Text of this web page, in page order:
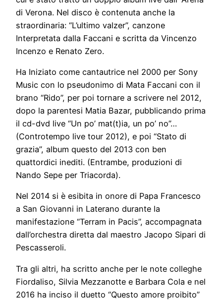
di Verona. Nel disco è contenuta anche la
straordinaria: “L’ultimo valzer”, canzone
Interpretata dalla Faccani e scritta da Vincenzo
Incenzo e Renato Zero.
Ha Iniziato come cantautrice nel 2000 per Sony
Music con lo pseudonimo di Mata Faccani con il
brano “Rido”, per poi tornare a scrivere nel 2012,
dopo la parentesi Matia Bazar, pubblicando prima
il cd-dvd live “Un po’ mat(t)ia, un po’ no”…
(Controtempo live tour 2012), e poi “Stato di
grazia”, album questo del 2013 con ben
quattordici inediti. (Entrambe, produzioni di
Nando Sepe per Triacorda).
Nel 2014 si è esibita in onore di Papa Francesco
a San Giovanni in Laterano durante la
manifestazione “Terram in Pacis”, accompagnata
dall’orchestra diretta dal maestro Jacopo Sipari di
Pescasseroli.
Tra gli altri, ha scritto anche per le note colleghe
Fiordaliso, Silvia Mezzanotte e Barbara Cola e nel
2016 ha inciso il duetto “Questo amore proibito”